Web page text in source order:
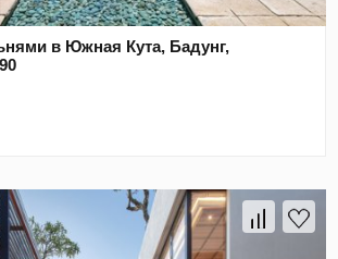
в Южная Кута, Бадунг,